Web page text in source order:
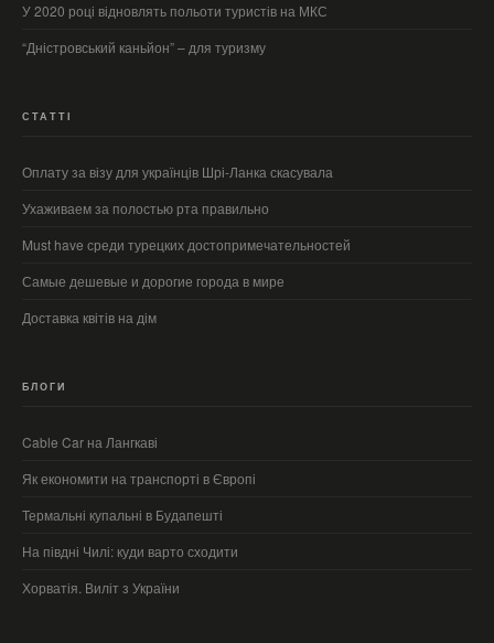
У 2020 році відновлять польоти туристів на МКС
“Дністровський каньйон” – для туризму
СТАТТІ
Оплату за візу для українців Шрі-Ланка скасувала
Ухаживаем за полостью рта правильно
Must have среди турецких достопримечательностей
Самые дешевые и дорогие города в мире
Доставка квітів на дім
БЛОГИ
Cable Car на Лангкаві
Як економити на транспорті в Європі
Термальні купальні в Будапешті
На півдні Чилі: куди варто сходити
Хорватія. Виліт з України